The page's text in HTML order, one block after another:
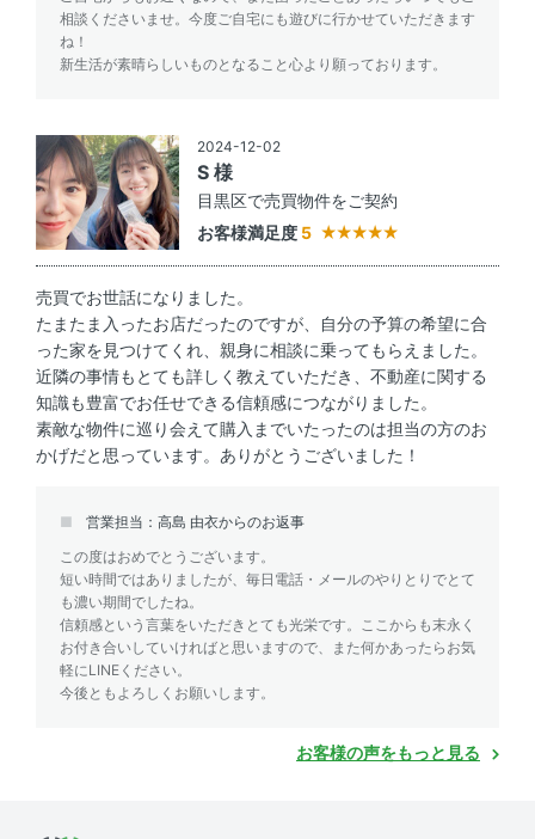
相談くださいませ。今度ご自宅にも遊びに行かせていただきます
ね！
新生活が素晴らしいものとなること心より願っております。
2024-12-02
S 様
目黒区で売買物件をご契約
お客様満足度 5
売買でお世話になりました。
たまたま入ったお店だったのですが、自分の予算の希望に合
った家を見つけてくれ、親身に相談に乗ってもらえました。
近隣の事情もとても詳しく教えていただき、不動産に関する
知識も豊富でお任せできる信頼感につながりました。
素敵な物件に巡り会えて購入までいたったのは担当の方のお
かげだと思っています。ありがとうございました！
営業担当：高島 由衣からのお返事
この度はおめでとうございます。
短い時間ではありましたが、毎日電話・メールのやりとりでとて
も濃い期間でしたね。
信頼感という言葉をいただきとても光栄です。ここからも末永く
お付き合いしていければと思いますので、また何かあったらお気
軽にLINEください。
今後ともよろしくお願いします。
お客様の声をもっと見る